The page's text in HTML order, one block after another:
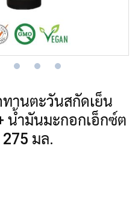
านตะวันสกัดเย็น
น้ำมันมะกอกเอ็กซ์ต
มล.